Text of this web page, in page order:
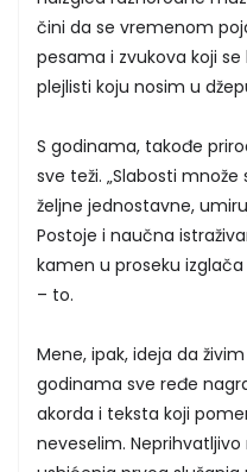
čini da se vremenom
pesama i zvukova koji
plejlisti koju nosim u
S godinama, takođe
sve teži. „Slabosti
željne jednostavne,
Postoje i naučna
kamen u proseku
– to.
Mene, ipak, ideja da
godinama sve ređe
akorda i teksta koji
neveselim.